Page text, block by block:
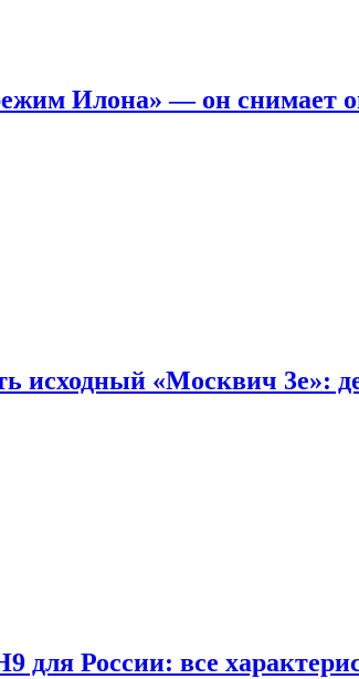
Илона» — он снимает
исходный «Москвич 3e»:
для России: все